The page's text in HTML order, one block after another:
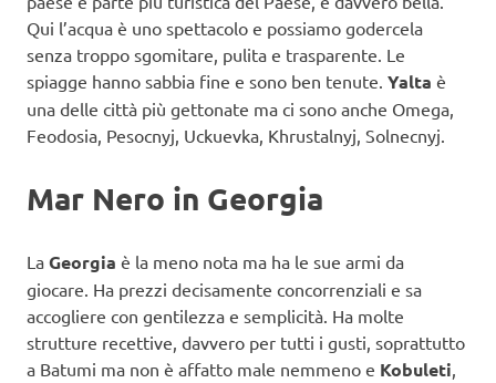
Qui l’acqua è uno spettacolo e possiamo godercela
senza troppo sgomitare, pulita e trasparente. Le
spiagge hanno sabbia fine e sono ben tenute. Yalta è
una delle città più gettonate ma ci sono anche Omega,
Feodosia, Pesocnyj, Uckuevka, Khrustalnyj, Solnecnyj.
Mar Nero in Georgia
La Georgia è la meno nota ma ha le sue armi da
giocare. Ha prezzi decisamente concorrenziali e sa
accogliere con gentilezza e semplicità. Ha molte
strutture recettive, davvero per tutti i gusti, soprattutto
a Batumi ma non è affatto male nemmeno e Kobuleti,